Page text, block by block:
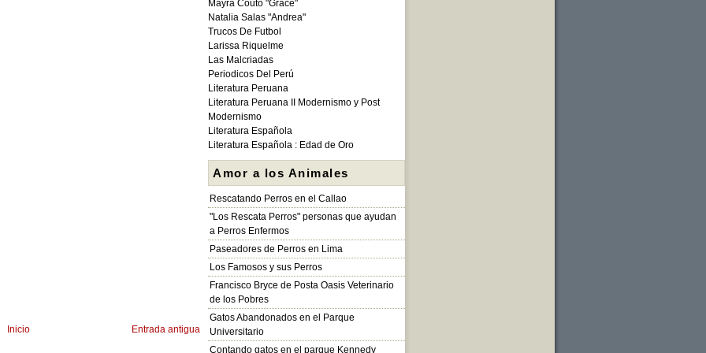
Entrada antigua
Inicio
Mayra Couto "Grace"
Natalia Salas "Andrea"
Trucos De Futbol
Larissa Riquelme
Las Malcriadas
Periodicos Del Perú
Literatura Peruana
Literatura Peruana II Modernismo y Post
Modernismo
Literatura Española
Literatura Española : Edad de Oro
Amor a los Animales
Rescatando Perros en el Callao
"Los Rescata Perros" personas que ayudan
a Perros Enfermos
Paseadores de Perros en Lima
Los Famosos y sus Perros
Francisco Bryce de Posta Oasis Veterinario
de los Pobres
Gatos Abandonados en el Parque
Universitario
Contando gatos en el parque Kennedy